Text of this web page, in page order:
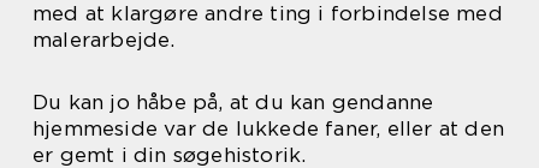
med at klargøre andre ting i forbindelse med
malerarbejde.
Du kan jo håbe på, at du kan gendanne
hjemmeside var de lukkede faner, eller at den
er gemt i din søgehistorik.